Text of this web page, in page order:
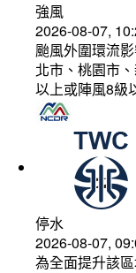
強風
2026-08-07,
颱風外圍環流
北市、桃園市
以上或陣風8級
停水
2026-08-07,
為全面提升該